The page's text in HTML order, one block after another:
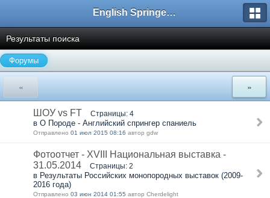
English Springer Spaniel Club
Результаты поиска
Форумы
« »
ШОУ vs FT Страницы: 4
в О Породе - Английский спрингер спаниель
Отправлено 01 июл 2015 08:16 автор gdw
Фотоотчет - XVIII Национальная выставка -
31.05.2014
Страницы: 2
в Результаты Российских монопородных выставок (2009-
2016 года)
Отправлено 03 июн 2014 01:55 автор Cherdelight